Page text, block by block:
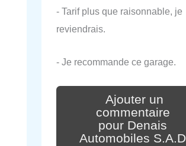
- Tarif plus que raisonnable, je
reviendrais.
- Je recommande ce garage.
Ajouter un
commentaire
pour Denais
Automobiles S.A.D